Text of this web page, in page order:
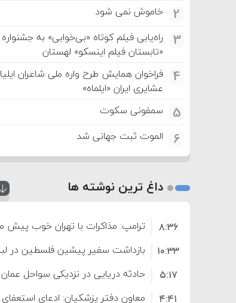
2 خاموش نمی شود
3
راه‌یابی فیلم کوتاه «بی‌خوابی» به جشنواره
«تابستان فیلم اینسکو» لهستان
4
فراخوان همایش طرح واره ملی شاعران
عشایری ایران «ایلماه»
5 سمفونی سکوت
6 الموت ثبت جهانی شد
داغ ترین نوشته ها
ترامپ: مذاکرات با تهران خوب پیش
۸:۳۶
بازداشت سفیر پیشین فلسطین در
۱۰:۳۳
حادثه دریایی در نزدیکی سواحل عمان
۵:۱۷
معاون دفتر پزشکیان: ادعای
۴:۴۱